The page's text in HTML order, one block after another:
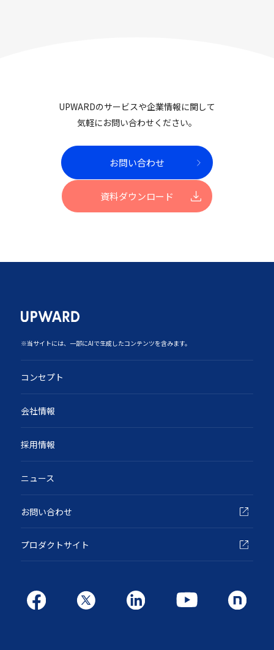
UPWARDのサービスや企業情報に関して
気軽にお問い合わせください。
お問い合わせ
資料ダウンロード
‍※当サイトには、一部にAIで生成したコンテンツを含みます。
コンセプト
会社情報
採用情報
ニュース
お問い合わせ
プロダクトサイト